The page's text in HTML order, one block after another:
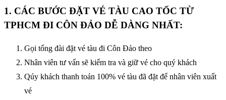
1. CÁC BƯỚC ĐẶT VÉ TÀU CAO TỐC TỪ
TPHCM ĐI CÔN ĐẢO DỄ DÀNG NHẤT:
Gọi tổng đài đặt vé tàu đi Côn Đảo theo
Nhân viên tư vấn sẽ kiểm tra và giữ vé cho quý khách
Qúy khách thanh toán 100% vé tàu đã đặt để nhân viên xuất
vé